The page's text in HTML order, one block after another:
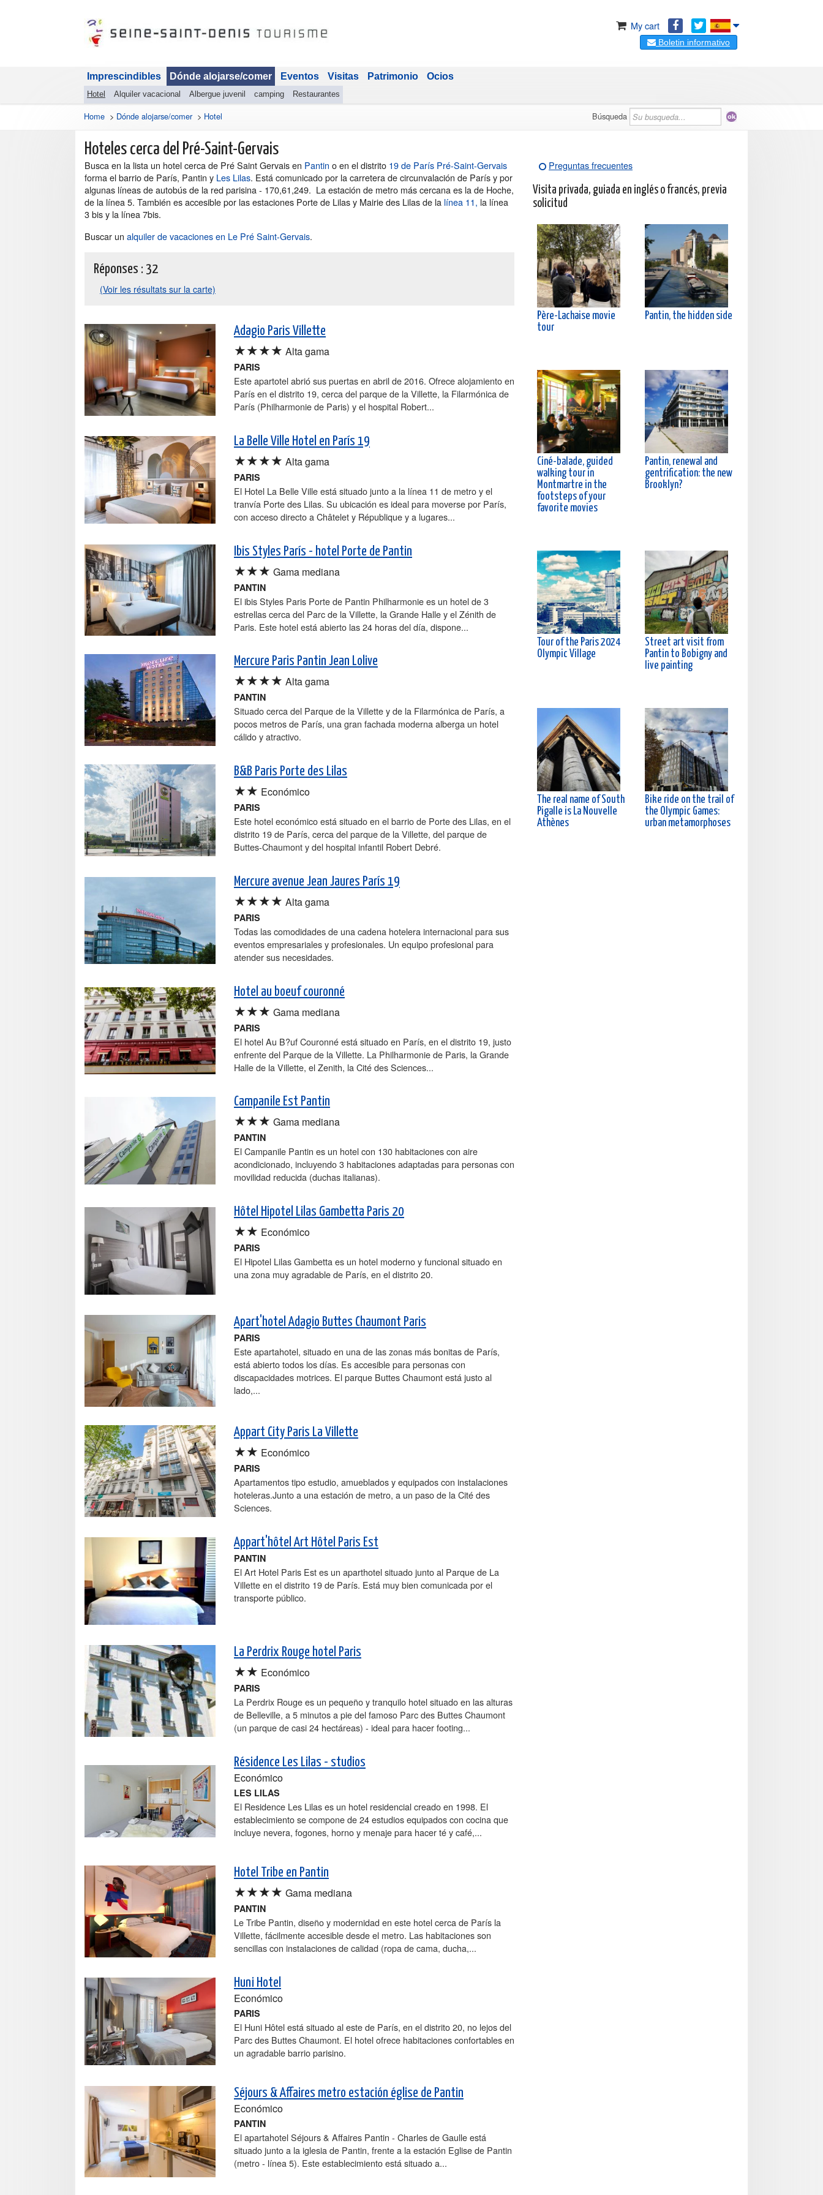
My cart
Boletin informativo
Imprescindibles Dónde alojarse/comer
Hotel Alquiler vacacional Albergue juvenil camping Restaurantes
Eventos Visitas Patrimonio Ocios
Home > Dónde alojarse/comer> Hotel Búsqueda
Hoteles cerca del Pré-Saint-Gervais
Busca en la lista un hotel cerca de Pré Saint Gervais en Pantin o en el distrito 19 de París Pré-Saint-Gervais
forma el barrio de París, Pantin y Les Lilas. Está comunicado por la carretera de circunvalación de París y por
algunas líneas de autobús de la red parisina - 170,61,249. La estación de metro más cercana es la de Hoche,
de la línea 5. También es accesible por las estaciones Porte de Lilas y Mairie des Lilas de la línea 11, la línea
3 bis y la línea 7bis.
Buscar un alquiler de vacaciones en Le Pré Saint-Gervais.
Réponses : 32
(Voir les résultats sur la carte)
Adagio Paris Villette
★★★★ Alta gama
PARIS
Este apartotel abrió sus puertas en abril de 2016. Ofrece alojamiento en
París en el distrito 19, cerca del parque de la Villette, la Filarmónica de
París (Philharmonie de Paris) y el hospital Robert...
La Belle Ville Hotel en París 19
★★★★ Alta gama
PARIS
El Hotel La Belle Ville está situado junto a la línea 11 de metro y el
tranvía Porte des Lilas. Su ubicación es ideal para moverse por París,
con acceso directo a Châtelet y République y a lugares...
Ibis Styles París - hotel Porte de Pantin
★★★ Gama mediana
PANTIN
El ibis Styles Paris Porte de Pantin Philharmonie es un hotel de 3
estrellas cerca del Parc de la Villette, la Grande Halle y el Zénith de
Paris. Este hotel está abierto las 24 horas del día, dispone...
Mercure Paris Pantin Jean Lolive
★★★★ Alta gama
PANTIN
Situado cerca del Parque de la Villette y de la Filarmónica de París, a
pocos metros de París, una gran fachada moderna alberga un hotel
cálido y atractivo.
B&B Paris Porte des Lilas
★★ Económico
PARIS
Este hotel económico está situado en el barrio de Porte des Lilas, en el
distrito 19 de París, cerca del parque de la Villette, del parque de
Buttes-Chaumont y del hospital infantil Robert Debré.
Mercure avenue Jean Jaures París 19
★★★★ Alta gama
PARIS
Todas las comodidades de una cadena hotelera internacional para sus
eventos empresariales y profesionales. Un equipo profesional para
atender sus necesidades.
Hotel au boeuf couronné
★★★ Gama mediana
PARIS
El hotel Au B?uf Couronné está situado en París, en el distrito 19, justo
enfrente del Parque de la Villette. La Philharmonie de Paris, la Grande
Halle de la Villette, el Zenith, la Cité des Sciences...
Campanile Est Pantin
★★★ Gama mediana
PANTIN
El Campanile Pantin es un hotel con 130 habitaciones con aire
acondicionado, incluyendo 3 habitaciones adaptadas para personas con
movilidad reducida (duchas italianas).
Hôtel Hipotel Lilas Gambetta Paris 20
★★ Económico
PARIS
El Hipotel Lilas Gambetta es un hotel moderno y funcional situado en
una zona muy agradable de París, en el distrito 20.
Apart'hotel Adagio Buttes Chaumont Paris
PARIS
Este apartahotel, situado en una de las zonas más bonitas de París,
está abierto todos los días. Es accesible para personas con
discapacidades motrices. El parque Buttes Chaumont está justo al
lado,...
Appart City Paris La Villette
★★ Económico
PARIS
Apartamentos tipo estudio, amueblados y equipados con instalaciones
hoteleras.Junto a una estación de metro, a un paso de la Cité des
Sciences.
Appart'hôtel Art Hôtel Paris Est
PANTIN
El Art Hotel Paris Est es un aparthotel situado junto al Parque de La
Villette en el distrito 19 de París. Está muy bien comunicada por el
transporte público.
La Perdrix Rouge hotel Paris
★★ Económico
PARIS
La Perdrix Rouge es un pequeño y tranquilo hotel situado en las alturas
de Belleville, a 5 minutos a pie del famoso Parc des Buttes Chaumont
(un parque de casi 24 hectáreas) - ideal para hacer footing...
Résidence Les Lilas - studios
Económico
LES LILAS
El Residence Les Lilas es un hotel residencial creado en 1998. El
establecimiento se compone de 24 estudios equipados con cocina que
incluye nevera, fogones, horno y menaje para hacer té y café,...
Hotel Tribe en Pantin
★★★★ Gama mediana
PANTIN
Le Tribe Pantin, diseño y modernidad en este hotel cerca de París la
Villette, fácilmente accesible desde el metro. Las habitaciones son
sencillas con instalaciones de calidad (ropa de cama, ducha,...
Huni Hotel
Económico
PARIS
El Huni Hôtel está situado al este de París, en el distrito 20, no lejos del
Parc des Buttes Chaumont. El hotel ofrece habitaciones confortables en
un agradable barrio parisino.
Séjours & Affaires metro estación église de Pantin
Económico
PANTIN
El apartahotel Séjours & Affaires Pantin - Charles de Gaulle está
situado junto a la iglesia de Pantin, frente a la estación Eglise de Pantin
(metro - línea 5). Este establecimiento está situado a...
Preguntas frecuentes
Visita privada, guiada en inglés o francés, previa
solicitud
Père-Lachaise movie
tour
Pantin, the hidden side
Ciné-balade, guided
walking tour in
Montmartre in the
footsteps of your
favorite movies
Pantin, renewal and
gentrification: the new
Brooklyn?
Tour of the Paris 2024
Olympic Village
Street art visit from
Pantin to Bobigny and
live painting
The real name of South
Pigalle is La Nouvelle
Athènes
Bike ride on the trail of
the Olympic Games:
urban metamorphoses